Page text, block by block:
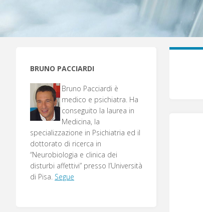
BRUNO PACCIARDI
Bruno Pacciardi è
medico e psichiatra. Ha
conseguito la laurea in
Medicina, la
specializzazione in Psichiatria ed il
dottorato di ricerca in
“Neurobiologia e clinica dei
disturbi affettivi” presso l’Università
di Pisa. Segue